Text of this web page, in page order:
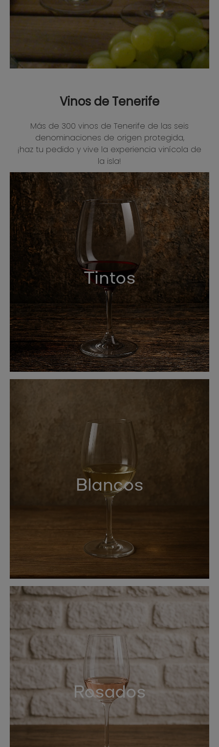
Vinos de Tenerife
Más de 300 vinos de Tenerife de las seis
denominaciones de origen protegida,
¡haz tu pedido y vive la experiencia vinícola de
la isla!
Tintos
Blancos
Rosados